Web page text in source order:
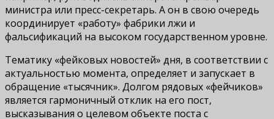
министра или пресс-секретарь. А он в свою очередь
координирует «работу» фабрики лжи и
фальсификаций на высоком государственном уровне.
Тематику «фейковых новостей» дня, в соответствии с
актуальностью момента, определяет и запускает в
обращение «тысячник». Долгом рядовых «фейчиков»
является гармоничный отклик на его пост,
высказывания о целевом объекте поста с